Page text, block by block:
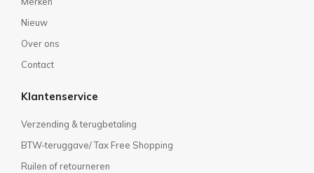
Nieuw
Over ons
Contact
Klantenservice
Verzending & terugbetaling
BTW-teruggave/ Tax Free Shopping
Ruilen of retourneren